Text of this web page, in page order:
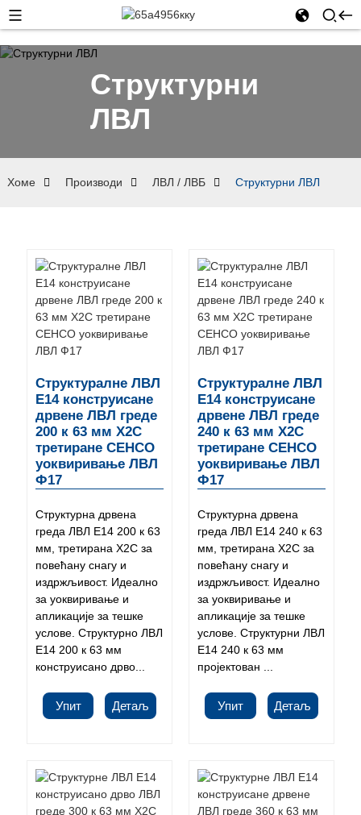
Структурни
ЛВЛ
Хоме Производи ЛВЛ / ЛВБ Структурни ЛВЛ
Структуралне ЛВЛ
Е14 конструисане
дрвене ЛВЛ греде
200 к 63 мм Х2С
третиране СЕНСО
уоквиривање ЛВЛ
Ф17
Структурна дрвена
греда ЛВЛ Е14 200 к 63
мм, третирана Х2С за
повећану снагу и
издржљивост. Идеално
за уоквиривање и
апликације за тешке
услове. Структурно ЛВЛ
Е14 200 к 63 мм
конструисано дрво...
Упит Детаљ
Структуралне ЛВЛ
Е14 конструисане
дрвене ЛВЛ греде
240 к 63 мм Х2С
третиране СЕНСО
уоквиривање ЛВЛ
Ф17
Структурна дрвена
греда ЛВЛ Е14 240 к 63
мм, третирана Х2С за
повећану снагу и
издржљивост. Идеално
за уоквиривање и
апликације за тешке
услове. Структурни ЛВЛ
Е14 240 к 63 мм
пројектован ...
Упит Детаљ